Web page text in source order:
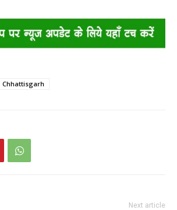
Chhattisgarh
Next article